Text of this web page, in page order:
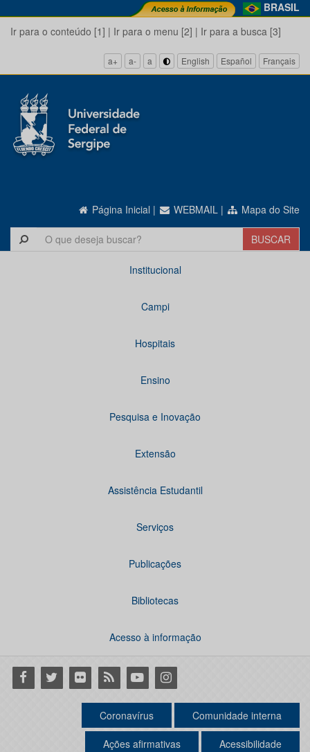
BRASIL
Ir para o conteúdo [1] | Ir para o menu [2] | Ir para a busca [3]
a+ a- a English Español Français
Página Inicial | WEBMAIL | Mapa do Site
Institucional
Campi
Hospitais
Ensino
Pesquisa e Inovação
Extensão
Assistência Estudantil
Serviços
Publicações
Bibliotecas
Acesso à informação
Facebook
Twitter Flickr RSS YoutubeInstagram
Coronavírus Comunidade interna
Ações afirmativas Acessibilidade